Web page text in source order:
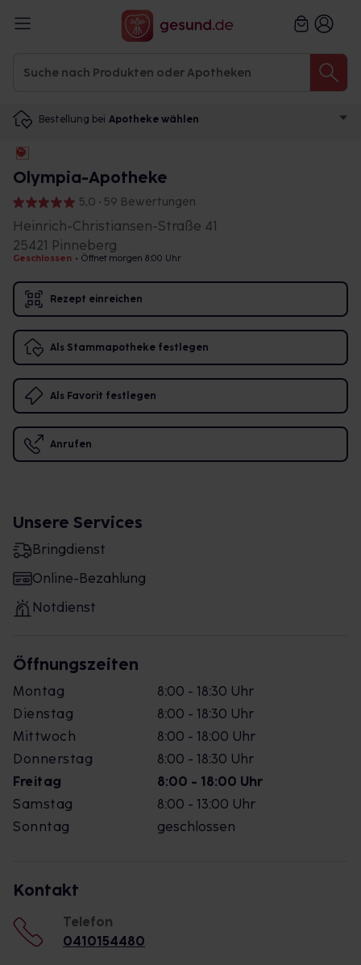
Bestellung bei Apotheke wählen
Olympia-Apotheke
5,0 • 59 Bewertungen
Heinrich-Christiansen-Straße 41
25421 Pinneberg
Geschlossen • Öffnet morgen 8:00 Uhr
Rezept einreichen
Als Stammapotheke festlegen
Als Favorit festlegen
Anrufen
Unsere Services
Bringdienst
Online-Bezahlung
Notdienst
Öffnungszeiten
Montag
8:00 - 18:30 Uhr
Dienstag
8:00 - 18:30 Uhr
Mittwoch
8:00 - 18:00 Uhr
Donnerstag
8:00 - 18:30 Uhr
Freitag
8:00 - 18:00 Uhr
Samstag
8:00 - 13:00 Uhr
Sonntag
geschlossen
Kontakt
Telefon
0410154480